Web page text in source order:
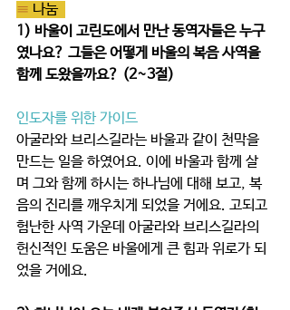
≡ 나눔
1) 바울이 고린도에서 만난 동역자들은 누구
였나요? 그들은 어떻게 바울의 복음 사역을
함께 도왔을까요? (2~3절)
인도자를 위한 가이드
아굴라와 브리스길라는 바울과 같이 천막을
만드는 일을 하였어요. 이에 바울과 함께 살
며 그와 함께 하시는 하나님에 대해 보고, 복
음의 진리를 깨우치게 되었을 거에요. 고되고
험난한 사역 가운데 아굴라와 브리스길라의
헌신적인 도움은 바울에게 큰 힘과 위로가 되
었을 거에요.